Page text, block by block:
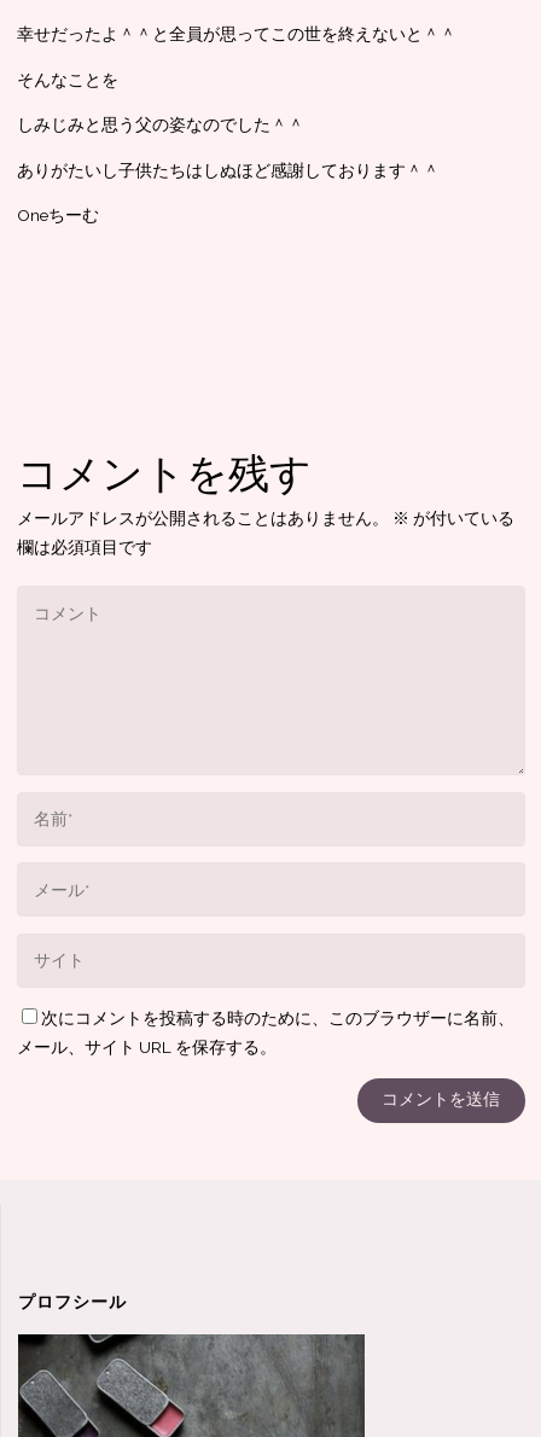
幸せだったよ＾＾と全員が思ってこの世を終えないと＾＾
そんなことを
しみじみと思う父の姿なのでした＾＾
ありがたいし子供たちはしぬほど感謝しております＾＾
Oneちーむ
コメントを残す
メールアドレスが公開されることはありません。 ※ が付いている
欄は必須項目です
次にコメントを投稿する時のために、このブラウザーに名前、
メール、サイト URL を保存する。
プロフシール